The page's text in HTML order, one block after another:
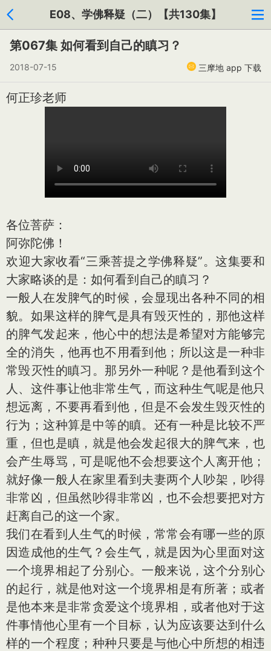
E08、学佛释疑（二）【共130集】
第067集 如何看到自己的瞋习？
2018-07-15 三摩地 app 下载
何正珍老师
各位菩萨：
阿弥陀佛！
欢迎大家收看“三乘菩提之学佛释疑”。这集要和
大家略谈的是：如何看到自己的瞋习？
一般人在发脾气的时候，会显现出各种不同的相
貌。如果这样的脾气是具有毁灭性的，那他这样
的脾气发起来，他心中的想法是希望对方能够完
全的消失，他再也不用看到他；所以这是一种非
常毁灭性的瞋习。那另外一种呢？是他看到这个
人、这件事让他非常生气，而这种生气呢是他只
想远离，不要再看到他，但是不会发生毁灭性的
行为；这种算是中等的瞋。还有一种是比较不严
重，但也是瞋，就是他会发起很大的脾气来，也
会产生辱骂，可是呢他不会想要这个人离开他；
就好像一般人在家里看到夫妻两个人吵架，吵得
非常凶，但虽然吵得非常凶，也不会想要把对方
赶离自己的这一个家。
我们在看到人生气的时候，常常会有哪一些的原
因造成他的生气？会生气，就是因为心里面对这
一个境界相起了分别心。一般来说，这个分别心
的起行，就是他对这一个境界相是有所著；或者
是他本来是非常贪爱这个境界相，或者他对于这
件事情他心里有一个目标，认为应该要达到什么
样的一个程度；种种只要是与他心中所想的相违